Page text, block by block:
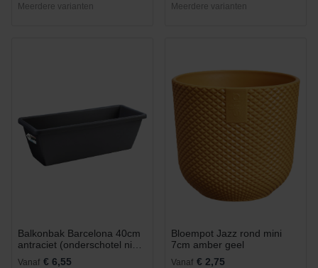
Meerdere varianten Meerdere varianten
Balkonbak Barcelona 40cm
antraciet (onderschotel niet
meegeleverd)
Vanaf € 6,55
Bloempot Jazz rond mini
7cm amber geel
Vanaf € 2,75